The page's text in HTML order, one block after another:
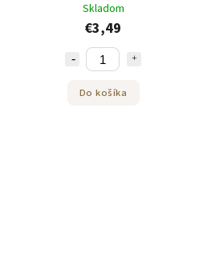
Skladom
€3,49
Do košíka